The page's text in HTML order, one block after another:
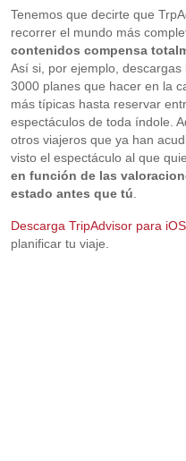
Tenemos que decirte que
recorrer el mundo más
contenidos compensa
Así si, por ejemplo,
3000 planes que hacer en la
más típicas hasta reservar
espectáculos de toda índole.
otros viajeros que ya han
visto el espectáculo al que
en función de las
estado antes que tú.
Descarga TripAdvisor para iOS
planificar tu viaje.